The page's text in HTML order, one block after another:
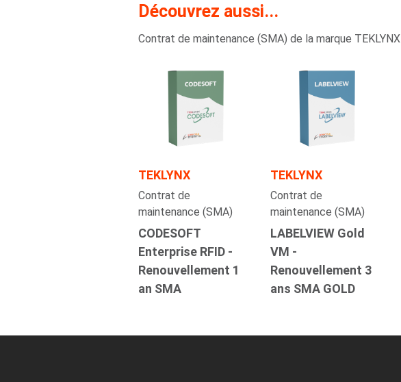
Découvrez aussi...
Contrat de maintenance (SMA) de la marque TEKLYNX
TEKLYNX
Contrat de
maintenance (SMA)
CODESOFT
Enterprise RFID -
Renouvellement 1
an SMA
TEKLYNX
Contrat de
maintenance (SMA)
LABELVIEW Gold
VM -
Renouvellement 3
ans SMA GOLD